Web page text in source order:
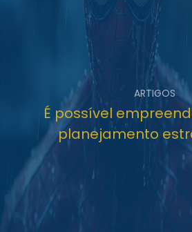
ARTIGOS
É possível
planejamento